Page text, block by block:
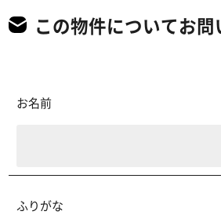
この物件についてお
お名前
ふりがな